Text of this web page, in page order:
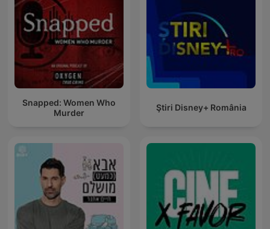
Snapped: Women Who
Murder
Ştiri Disney+ România